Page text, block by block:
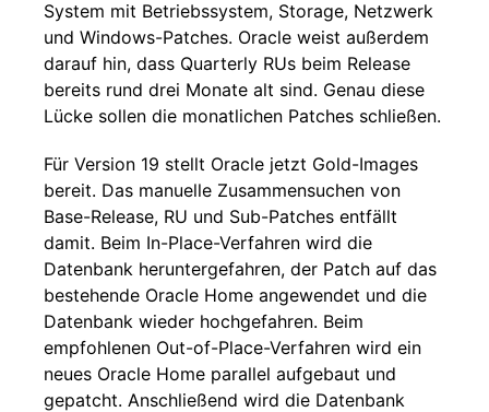
System mit Betriebssystem, Storage, Netzwerk
und Windows-Patches. Oracle weist außerdem
darauf hin, dass Quarterly RUs beim Release
bereits rund drei Monate alt sind. Genau diese
Lücke sollen die monatlichen Patches schließen.
Für Version 19 stellt Oracle jetzt Gold-Images
bereit. Das manuelle Zusammensuchen von
Base-Release, RU und Sub-Patches entfällt
damit. Beim In-Place-Verfahren wird die
Datenbank heruntergefahren, der Patch auf das
bestehende Oracle Home angewendet und die
Datenbank wieder hochgefahren. Beim
empfohlenen Out-of-Place-Verfahren wird ein
neues Oracle Home parallel aufgebaut und
gepatcht. Anschließend wird die Datenbank